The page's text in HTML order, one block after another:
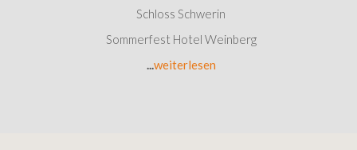
Schloss Schwerin
Sommerfest Hotel Weinberg
weiterlesen